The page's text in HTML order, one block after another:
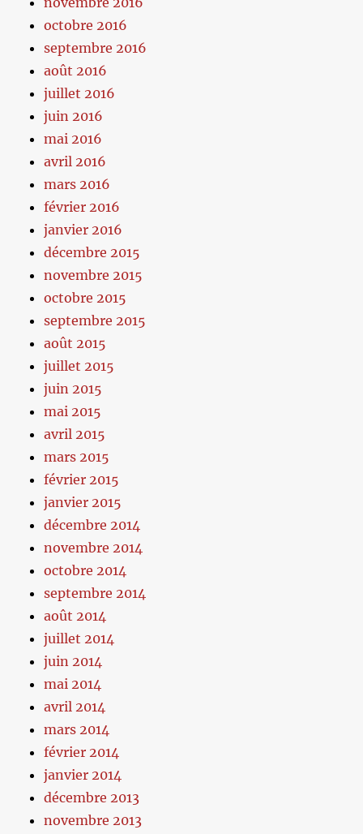
octobre 2016
septembre 2016
août 2016
juillet 2016
juin 2016
mai 2016
avril 2016
mars 2016
février 2016
janvier 2016
décembre 2015
novembre 2015
octobre 2015
septembre 2015
août 2015
juillet 2015
juin 2015
mai 2015
avril 2015
mars 2015
février 2015
janvier 2015
décembre 2014
novembre 2014
octobre 2014
septembre 2014
août 2014
juillet 2014
juin 2014
mai 2014
avril 2014
mars 2014
février 2014
janvier 2014
décembre 2013
novembre 2013